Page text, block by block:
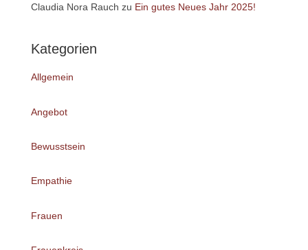
Claudia Nora Rauch zu Ein gutes Neues Jahr 2025!
Kategorien
Allgemein
Angebot
Bewusstsein
Empathie
Frauen